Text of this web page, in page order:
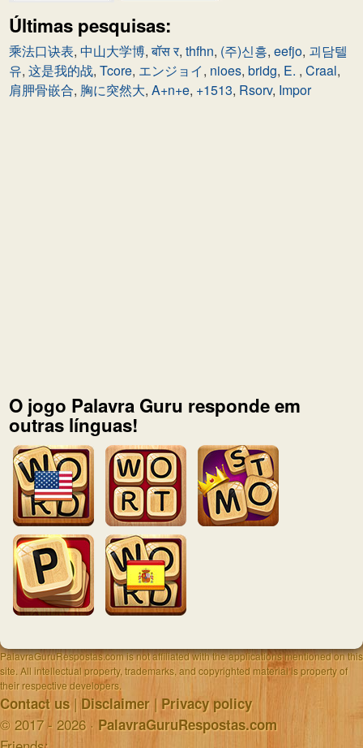
Últimas pesquisas:
乘法口诀表, 中山大学博,बॉस र, thfhn, (주)신흥, eefjo, 괴담텔
유, 这是我的战, Tcore, エンジョイ, nioes, bridg, E. , Craal,
肩胛骨嵌合, 胸に突然大, A+n+e, +1513, Rsorv, Impor
O jogo Palavra Guru responde em
outras línguas!
PalavraGuruRespostas.com is not affiliated with the applications mentioned on this
site. All intellectual property, trademarks, and copyrighted material is property of
their respective developers.
Contact us|Disclaimer | Privacy policy
© 2017 - 2026 · PalavraGuruRespostas.com